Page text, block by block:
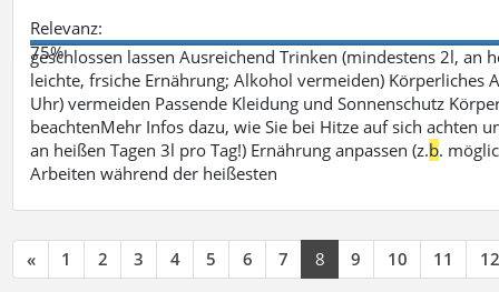
Relevanz:
75%
geschlossen lassen Ausreichend Trinken (mindestens 2l, an
leichte, frsiche Ernährung; Alkohol vermeiden) Körperliches
Uhr) vermeiden Passende Kleidung und Sonnenschutz
beachtenMehr Infos dazu, wie Sie bei Hitze auf sich achten
an heißen Tagen 3l pro Tag!) Ernährung anpassen (z.b.
Arbeiten während der heißesten
« 1 2 3 4 5 6 7 8 9 10 11 12